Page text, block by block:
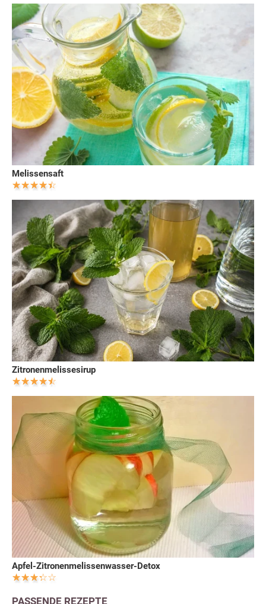
Melissensaft
Zitronenmelissesirup
Apfel-Zitronenmelissenwasser-Detox
PASSENDE REZEPTE